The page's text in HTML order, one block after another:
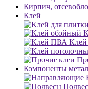
Кирпич,
Клей
Компоненты